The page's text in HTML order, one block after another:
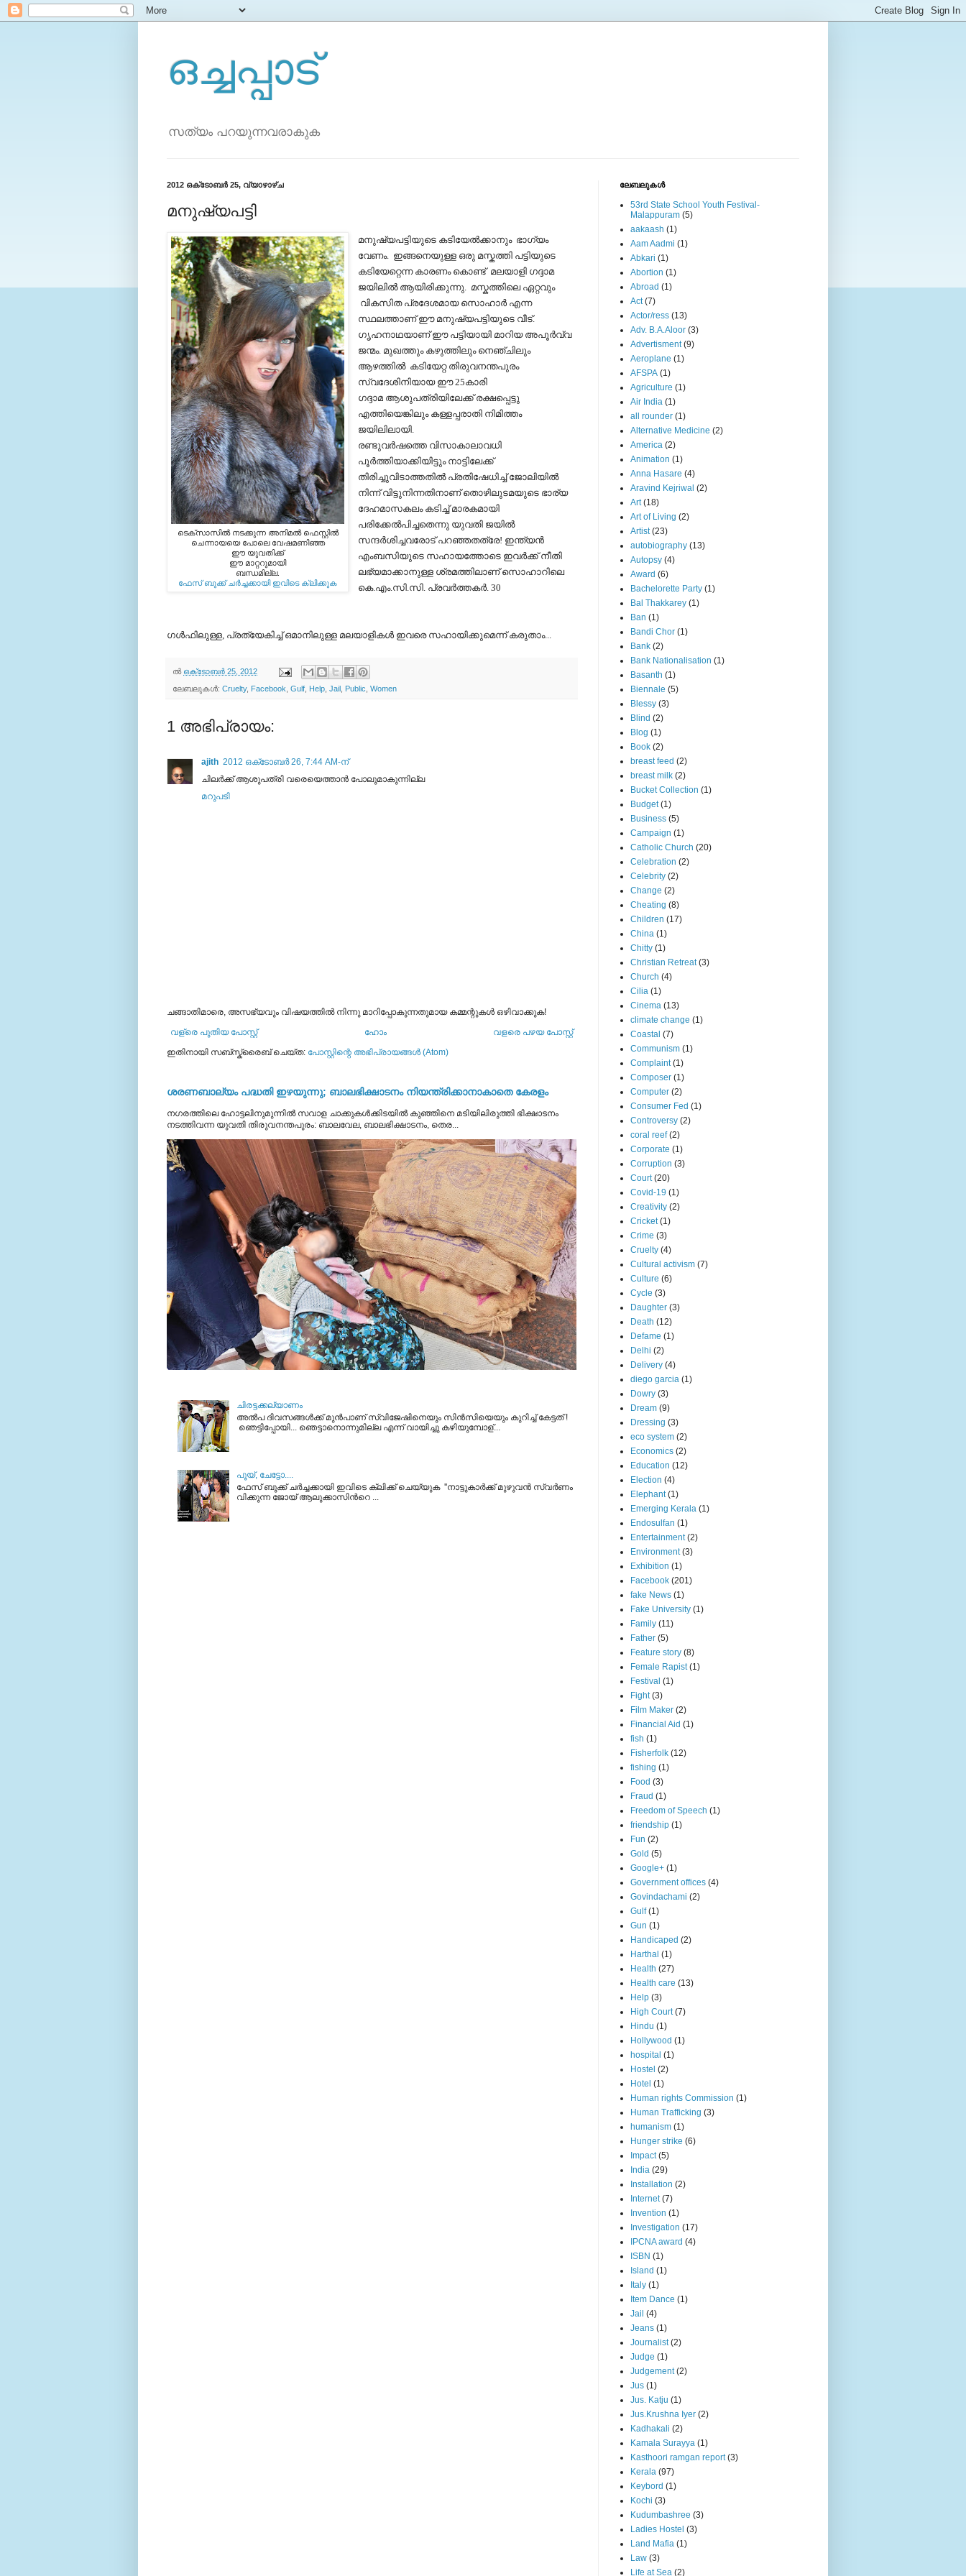
ഒച്ചപ്പാട്
സത്യം പറയുന്നവരാകുക
2012 ഒക്‌ടോബർ 25, വ്യാഴാഴ്‌ച
മനുഷ്യപട്ടി
ടെക്സാസില്‍ നടക്കുന്ന അനിമല്‍ ഫെസ്റ്റില്‍
ചെന്നായയെ പോലെ വേഷമണിഞ്ഞ
ഈ യുവതിക്ക്
ഈ മാറ്ററുമായി
ബന്ധമില്ല.
ഫേസ് ബുക്ക്‌ ചര്‍ച്ചക്കായി ഇവിടെ ക്ലിക്കുക
മനുഷ്യപട്ടിയുടെ കടിയേല്‍ക്കാനും ഭാഗ്യം
വേണം. ഇങ്ങനെയുള്ള ഒരു മസ്കത്തി പട്ടിയുടെ
കടിയേറ്റെന്ന കാരണം കൊണ്ട് മലയാളി ഗദ്ദാമ
ജയിലില്‍ ആയിരിക്കുന്നു. മസ്കത്തിലെ ഏറ്റവും
വികസിത പ്രദേശമായ സൊഹാര്‍ എന്ന
സ്ഥലത്താണ് ഈ മനുഷ്യപട്ടിയുടെ വീട്.
ഗൃഹനാഥയാണ് ഈ പട്ടിയായി മാറിയ അപൂര്‍വ്വ
ജന്മം. മുഖത്തും കഴുത്തിലും നെഞ്ചിലും
ആഴത്തില്‍ കടിയേറ്റ തിരുവനന്തപുരം
സ്വദേശിനിയായ ഈ 25കാരി
ഗദ്ദാമ ആശുപത്രിയിലേക്ക് രക്ഷപ്പെട്ടു
എത്തിയെങ്കിലും കള്ളപ്പരാതി നിമിത്തം
ജയിലിലായി.
രണ്ടുവര്‍ഷത്തെ വിസാകാലാവധി
പൂര്‍ത്തിയാക്കിയിട്ടും നാട്ടിലേക്ക്
തിരിച്ചുവിടാത്തതില്‍ പ്രതിഷേധിച്ച് ജോലിയില്‍
നിന്ന് വിട്ടുനിന്നതിനാണ് തൊഴിലുടമയുടെ ഭാര്യ
ദേഹമാസകലം കടിച്ച് മാരകമായി
പരിക്കേല്‍പിച്ചതെന്നു യുവതി ജയില്‍
സന്ദര്‍ശിച്ചവരോട് പറഞ്ഞതത്രേ! ഇന്ത്യന്‍
എംബസിയുടെ സഹായത്തോടെ ഇവര്‍ക്ക് നീതി
ലഭ്യമാക്കാനുള്ള ശ്രമത്തിലാണ് സൊഹാറിലെ
കെ.എം.സി.സി. പ്രവര്‍ത്തകര്‍. 30
ഗള്‍ഫിലുള്ള, പ്രത്യേകിച്ച് ഒമാനിലുള്ള മലയാളികള്‍ ഇവരെ സഹായിക്കുമെന്ന് കരുതാം...
ല്‍ ഒക്‌ടോബർ 25, 2012
ലേബലുകള്‍: Cruelty, Facebook, Gulf, Help, Jail , Public, Women
1 അഭിപ്രായം:
ajith 2012 ഒക്‌ടോബർ 26, 7:44 AM-ന്
ചിലര്‍ക്ക് ആശുപത്രി വരെയെത്താന്‍ പോലുമാകുന്നില്ല
മറുപടി
ചങ്ങാതിമാരെ, അസഭ്യവും വിഷയത്തില്‍ നിന്നു മാറിപ്പോകുന്നതുമായ കമ്മന്റുകള്‍ ഒഴിവാക്കുക!
വള്രെ പുതിയ പോസ്റ്റ്
വളരെ പഴയ പോസ്റ്റ്
ഹോം
ഇതിനായി സബ്‌സ്ക്രൈബ് ചെയ്ത: പോസ്റ്റിന്റെ അഭിപ്രായങ്ങള്‍ (Atom)
ശരണബാല്യം പദ്ധതി ഇഴയുന്നു; ബാലഭിക്ഷാടനം നിയന്ത്രിക്കാനാകാതെ കേരളം
നഗരത്തിലെ ഹോട്ടലിനുമുന്നിൽ സവാള ചാക്കുകൾക്കിടയിൽ കുഞ്ഞിനെ മടിയിലിരുത്തി ഭിക്ഷാടനം
നടത്തിവന്ന യുവതി തിരുവനന്തപുരം: ബാലവേല, ബാലഭിക്ഷാടനം, തെര...
ചിരട്ടക്കല്യാണം
അല്‍പ ദിവസങ്ങള്‍ക്ക് മുന്‍പാണ് സ്വിജേഷിനെയും സിന്‍സിയെയും കുറിച്ച് കേട്ടത് !
ഞെട്ടിപ്പോയി... ഞെട്ടാനൊന്നുമില്ല എന്ന് വായിച്ചു കഴിയുമ്പോള്...
പൂയ്‌, ചേട്ടോ....
ഫേസ് ബുക്ക്‌ ചര്‍ച്ചക്കായി ഇവിടെ ക്ലിക്ക് ചെയ്യുക ''നാട്ടുകാര്‍ക്ക് മുഴുവന്‍ സ്വര്‍ണം
വിക്കുന്ന ജോയ്‌ ആലുക്കാസിന്‍റെ ...
ലേബലുകള്‍
53rd State School Youth Festival-
Malappuram (5)
aakaash (1)
Aam Aadmi (1)
Abkari (1)
Abortion (1)
Abroad (1)
Act (7)
Actor/ress (13)
Adv. B.A.Aloor (3)
Advertisment (9)
Aeroplane (1)
AFSPA (1)
Agriculture (1)
Air India (1)
all rounder (1)
Alternative Medicine (2)
America (2)
Animation (1)
Anna Hasare (4)
Aravind Kejriwal (2)
Art (18)
Art of Living (2)
Artist (23)
autobiography (13)
Autopsy (4)
Award (6)
Bachelorette Party (1)
Bal Thakkarey (1)
Ban (1)
Bandi Chor (1)
Bank (2)
Bank Nationalisation (1)
Basanth (1)
Biennale (5)
Blessy (3)
Blind (2)
Blog (1)
Book (2)
breast feed (2)
breast milk (2)
Bucket Collection (1)
Budget (1)
Business (5)
Campaign (1)
Catholic Church (20)
Celebration (2)
Celebrity (2)
Change (2)
Cheating (8)
Children (17)
China (1)
Chitty (1)
Christian Retreat (3)
Church (4)
Cilia (1)
Cinema (13)
climate change (1)
Coastal (7)
Communism (1)
Complaint (1)
Composer (1)
Computer (2)
Consumer Fed (1)
Controversy (2)
coral reef (2)
Corporate (1)
Corruption (3)
Court (20)
Covid-19 (1)
Creativity (2)
Cricket (1)
Crime (3)
Cruelty (4)
Cultural activism (7)
Culture (6)
Cycle (3)
Daughter (3)
Death (12)
Defame (1)
Delhi (2)
Delivery (4)
diego garcia (1)
Dowry (3)
Dream (9)
Dressing (3)
eco system (2)
Economics (2)
Education (12)
Election (4)
Elephant (1)
Emerging Kerala (1)
Endosulfan (1)
Entertainment (2)
Environment (3)
Exhibition (1)
Facebook (201)
fake News (1)
Fake University (1)
Family (11)
Father (5)
Feature story (8)
Female Rapist (1)
Festival (1)
Fight (3)
Film Maker (2)
Financial Aid (1)
fish (1)
Fisherfolk (12)
fishing (1)
Food (3)
Fraud (1)
Freedom of Speech (1)
friendship (1)
Fun (2)
Gold (5)
Google+ (1)
Government offices (4)
Govindachami (2)
Gulf (1)
Gun (1)
Handicaped (2)
Harthal (1)
Health (27)
Health care (13)
Help (3)
High Court (7)
Hindu (1)
Hollywood (1)
hospital (1)
Hostel (2)
Hotel (1)
Human rights Commission (1)
Human Trafficking (3)
humanism (1)
Hunger strike (6)
Impact (5)
India (29)
Installation (2)
Internet (7)
Invention (1)
Investigation (17)
IPCNA award (4)
ISBN (1)
Island (1)
Italy (1)
Item Dance (1)
Jail (4)
Jeans (1)
Journalist (2)
Judge (1)
Judgement (2)
Jus (1)
Jus. Katju (1)
Jus.Krushna Iyer (2)
Kadhakali (2)
Kamala Surayya (1)
Kasthoori ramgan report (3)
Kerala (97)
Keybord (1)
Kochi (3)
Kudumbashree (3)
Ladies Hostel (3)
Land Mafia (1)
Law (3)
Life at Sea (2)